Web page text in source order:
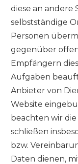
diese an
selbstständige
Personen
gegenüber
Empfängern
Aufgaben
Anbieter von
Website
beachten wir
schließen
bzw.
Daten dienen,